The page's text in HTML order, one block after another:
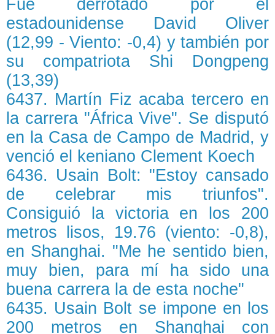
Fue derrotado por el
estadounidense David Oliver
(12,99 - Viento: -0,4) y también por
su compatriota Shi Dongpeng
(13,39)
6437. Martín Fiz acaba tercero en
la carrera "África Vive". Se disputó
en la Casa de Campo de Madrid, y
venció el keniano Clement Koech
6436. Usain Bolt: "Estoy cansado
de celebrar mis triunfos".
Consiguió la victoria en los 200
metros lisos, 19.76 (viento: -0,8),
en Shanghai. "Me he sentido bien,
muy bien, para mí ha sido una
buena carrera la de esta noche"
6435. Usain Bolt se impone en los
200 metros en Shanghai con